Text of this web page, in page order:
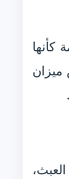
كأنها
ميزان